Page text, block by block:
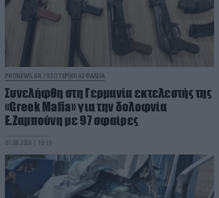
PRONEWS.GR / ΕΣΩΤΕΡΙΚΗ ΑΣΦΑΛΕΙΑ
Συνελήφθη στη Γερμανία εκτελεστής της
«Greek Mafia» για την δολοφνία
Ε.Ζαμπούνη με 97 σφαίρες
07.08.2026 | 19:19